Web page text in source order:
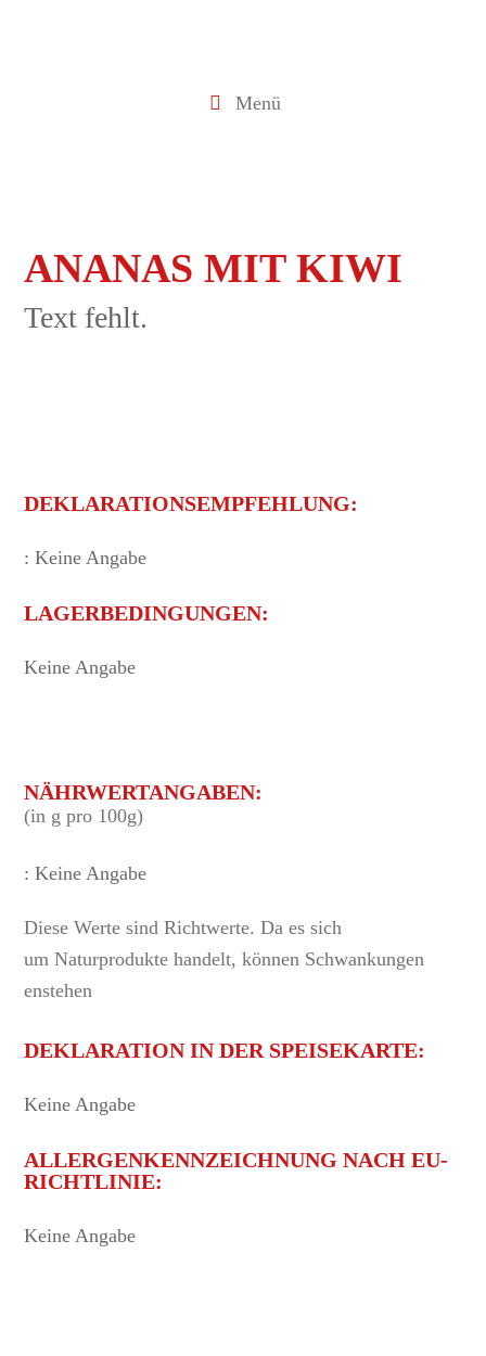
Menü
ANANAS MIT KIWI
Text fehlt.
DEKLARATIONSEMPFEHLUNG:
: Keine Angabe
LAGERBEDINGUNGEN:
Keine Angabe
NÄHRWERTANGABEN:
(in g pro 100g)
: Keine Angabe
Diese Werte sind Richtwerte. Da es sich
um Naturprodukte handelt, können Schwankungen
enstehen
DEKLARATION IN DER SPEISEKARTE:
Keine Angabe
ALLERGENKENNZEICHNUNG NACH EU-
RICHTLINIE:
Keine Angabe